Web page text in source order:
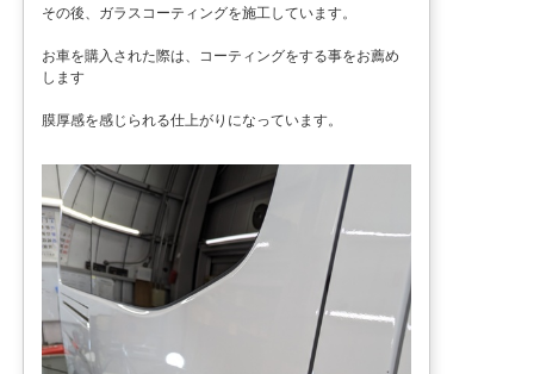
その後、ガラスコーティングを施工しています。
お車を購入された際は、コーティングをする事をお薦め
します
膜厚感を感じられる仕上がりになっています。